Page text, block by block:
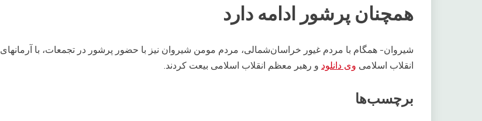
همچنان پرشور ادامه دارد
شیروان- همگام با مردم غیور خراسان‌شمالی، مردم مومن شیروان نیز با حضور پرشور در تجمعات، با آرمانهای
انقلاب اسلامی وی دانلود و رهبر معظم انقلاب اسلامی بیعت کردند.
برچسب‌ها